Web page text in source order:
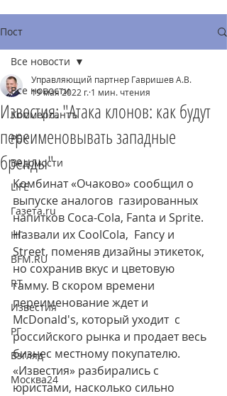
Пост
Все новости
Коммерсантъ
РБК
Ведомости
LIFE
Газета.ru
НГ
BFM.RU
RT
Известия
РГ
Взгляд
Москва24
Все новости
Известия: "Атака клонов: как будут
переименовывать западные
бренды"
Управляющий партнер Гавришев А.В.
19 мая 2022 г. 1 мин. чтения
Комбинат «Очаково» сообщил о
выпуске аналогов  газированных
напитков Coca-Cola, Fanta и Sprite.
Назвали их CoolCola,  Fancy и
Street, поменяв дизайны этикеток,
но сохранив вкус и цветовую
гамму. В скором времени
переименование ждет и
McDonald's, который уходит  с
российского рынка и продает весь
бизнес местному покупателю.
«Известия» разбирались с
юристами, насколько сильно